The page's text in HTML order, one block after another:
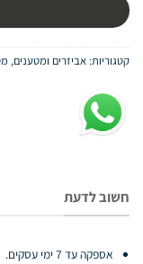
קטגוריות: אביזרים ומטענים,
חשוב לדעת
אספקה עד 7 ימי עסקים.